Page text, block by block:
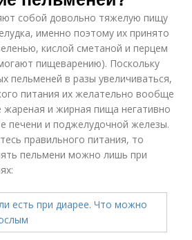
собой довольно тяжелую пищу
именно поэтому их принято
кислой сметаной и перцем
пищеварению). Поскольку
пельменей в разы увеличиваться,
питания их желательно вообще
и жирная пища негативно
печени и поджелудочной железы.
правильного питания, то
пельмени можно лишь при